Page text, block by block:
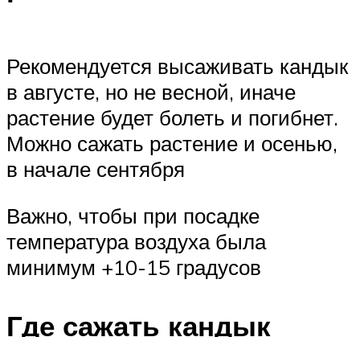
Рекомендуется высаживать кандык
в августе, но не весной, иначе
растение будет болеть и погибнет.
Можно сажать растение и осенью,
в начале сентября
Важно, чтобы при посадке
температура воздуха была
минимум +10-15 градусов
Где сажать кандык